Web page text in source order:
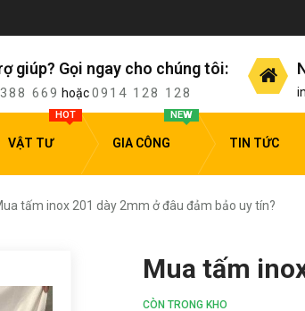
giúp? Gọi ngay cho chúng tôi:
669 hoặc0914 128 128
VẬT TƯ
HOT
GIA CÔNG
NEW
TIN TỨC
tấm inox 201 dày 2mm ở đâu đảm bảo uy tín?
Mua tấm
CÒN TRONG KHO